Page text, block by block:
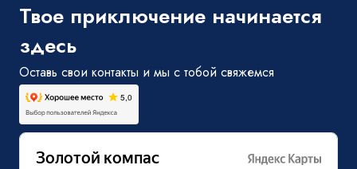
Твое приключение начинается
здесь
Оставь свои контакты и мы с тобой свяжемся